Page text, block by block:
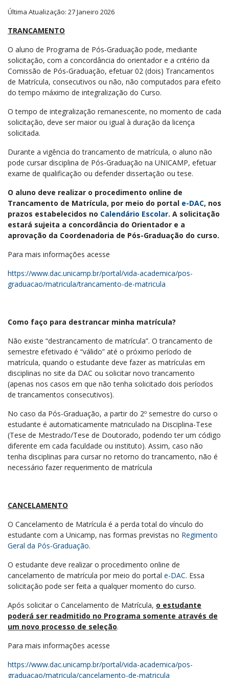
Última Atualização: 27 Janeiro 2026
TRANCAMENTO
O aluno de Programa de Pós‐Graduação pode, mediante
solicitação, com a concordância do orientador e a critério da
Comissão de Pós‐Graduação, efetuar 02 (dois) Trancamentos
de Matrícula, consecutivos ou não, não computados para efeito
do tempo máximo de integralização do Curso.
O tempo de integralização remanescente, no momento de cada
solicitação, deve ser maior ou igual à duração da licença
solicitada.
Durante a vigência do trancamento de matrícula, o aluno não
pode cursar disciplina de Pós‐Graduação na UNICAMP, efetuar
exame de qualificação ou defender dissertação ou tese.
O aluno deve realizar o procedimento online de
Trancamento de Matrícula, por meio do portal e-DAC, nos
prazos estabelecidos no Calendário Escolar. A solicitação
estará sujeita a concordância do Orientador e a
aprovação da Coordenadoria de Pós-Graduação do curso.
Para mais informações acesse
https://www.dac.unicamp.br/portal/vida-academica/pos-
graduacao/matricula/trancamento-de-matricula
Como faço para destrancar minha matrícula?
Não existe “destrancamento de matrícula”. O trancamento de
semestre efetivado é “válido” até o próximo período de
matrícula, quando o estudante deve fazer as matrículas em
disciplinas no site da DAC ou solicitar novo trancamento
(apenas nos casos em que não tenha solicitado dois períodos
de trancamentos consecutivos).
No caso da Pós-Graduação, a partir do 2º semestre do curso o
estudante é automaticamente matriculado na Disciplina-Tese
(Tese de Mestrado/Tese de Doutorado, podendo ter um código
diferente em cada faculdade ou instituto). Assim, caso não
tenha disciplinas para cursar no retorno do trancamento, não é
necessário fazer requerimento de matrícula
CANCELAMENTO
O Cancelamento de Matrícula é a perda total do vínculo do
estudante com a Unicamp, nas formas previstas no Regimento
Geral da Pós-Graduação.
O estudante deve realizar o procedimento online de
cancelamento de matrícula por meio do portal e-DAC. Essa
solicitação pode ser feita a qualquer momento do curso.
Após solicitar o Cancelamento de Matrícula, o estudante
poderá ser readmitido no Programa somente através de
um novo processo de seleção.
Para mais informações acesse
https://www.dac.unicamp.br/portal/vida-academica/pos-
graduacao/matricula/cancelamento-de-matricula